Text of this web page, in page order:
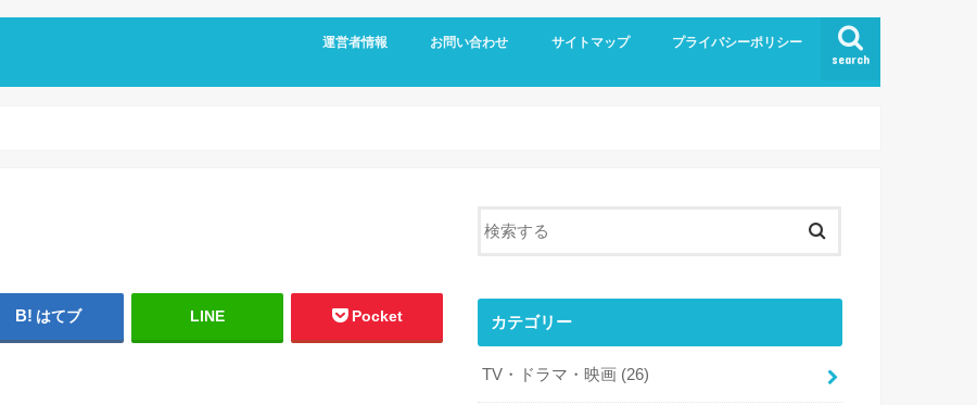
search
運営者情報 お問い合わせ サイトマップ プライバシーポリシー
はてブ LINE Pocket カテゴリー
TV・ドラマ・映画 (26)